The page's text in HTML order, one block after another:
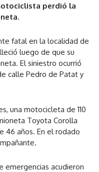
perdió la
fatal en la localidad de
luego de que su
El siniestro ocurrió
calle Pedro de Patat y
una motocicleta de 110
Toyota Corolla
46 años. En el rodado
emergencias acudieron